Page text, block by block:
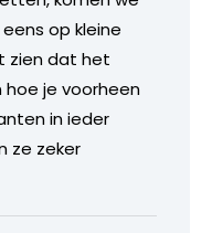
op kleine
zien dat het
hoe je voorheen
in ieder
ze zeker